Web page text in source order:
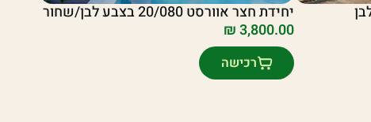
יחידת חצר אוורסט 20/080 בצבע לבן/שחור
₪3,800.00
רכישה